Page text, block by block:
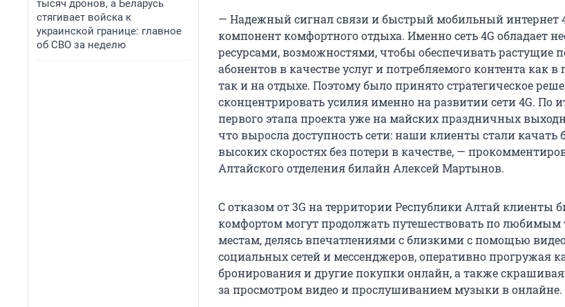
тысяч дронов, а Беларусь
стягивает войска к
украинской границе: главное
об СВО за неделю
— Надежный сигнал связи и быстрый мобильный интернет
компонент комфортного отдыха. Именно сеть 4G обладает
ресурсами, возможностями, чтобы обеспечивать растущие
абонентов в качестве услуг и потребляемого контента как в
так и на отдыхе. Поэтому было принято стратегическое
сконцентрировать усилия именно на развитии сети 4G. По
первого этапа проекта уже на майских праздничных
что выросла доступность сети: наши клиенты стали качать
высоких скоростях без потери в качестве, —
Алтайского отделения билайн Алексей Мартынов.
С отказом от 3G на территории Республики Алтай клиенты
комфортом могут продолжать путешествовать по любимым
местам, делясь впечатлениями с близкими с помощью
социальных сетей и мессенджеров, оперативно прогружая
бронирования и другие покупки онлайн, а также
за просмотром видео и прослушиванием музыки в онлайне.